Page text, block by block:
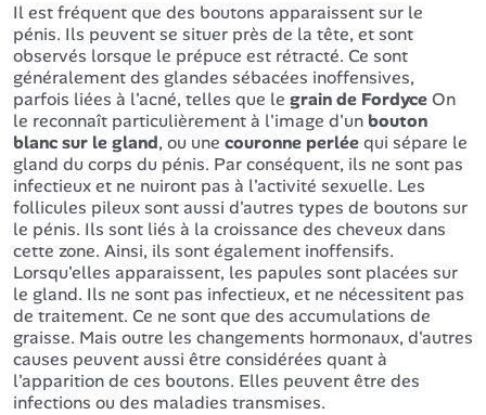
Il est fréquent que des boutons apparaissent sur le
pénis. Ils peuvent se situer près de la tête, et sont
observés lorsque le prépuce est rétracté. Ce sont
généralement des glandes sébacées inoffensives,
parfois liées à l'acné, telles que le grain de FordyceOn
le reconnaît particulièrement à l'image d'un bouton
blanc sur le gland, ou une couronne perléequi sépare le
gland du corps du pénis. Par conséquent, ils ne sont pas
infectieux et ne nuiront pas à l'activité sexuelle. Les
follicules pileux sont aussi d'autres types de boutons sur
le pénis. Ils sont liés à la croissance des cheveux dans
cette zone. Ainsi, ils sont également inoffensifs.
Lorsqu'elles apparaissent, les papules sont placées sur
le gland. Ils ne sont pas infectieux, et ne nécessitent pas
de traitement. Ce ne sont que des accumulations de
graisse. Mais outre les changements hormonaux, d'autres
causes peuvent aussi être considérées quant à
l'apparition de ces boutons. Elles peuvent être des
infections ou des maladies transmises.